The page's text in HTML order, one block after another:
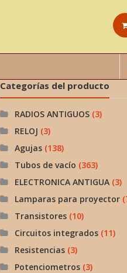
Categorías del producto
RADIOS ANTIGUOS (3)
RELOJ (3)
Agujas (138)
Tubos de vacío (363)
ELECTRONICA ANTIGUA (3)
Lamparas para proyector
Transistores (10)
Circuitos integrados (11)
Resistencias (3)
Potenciometros (3)